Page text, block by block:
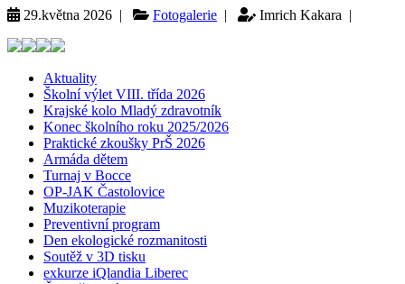
29.května 2026 | Fotogalerie | Imrich Kakara |
Aktuality
Školní výlet VIII. třída 2026
Krajské kolo Mladý zdravotník
Konec školního roku 2025/2026
Praktické zkoušky PrŠ 2026
Armáda dětem
Turnaj v Bocce
OP-JAK Častolovice
Muzikoterapie
Preventivní program
Den ekologické rozmanitosti
Soutěž v 3D tisku
exkurze iQlandia Liberec